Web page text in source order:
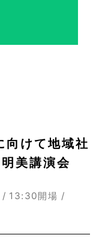
向けて地域社
美講演会
13:30開場 /